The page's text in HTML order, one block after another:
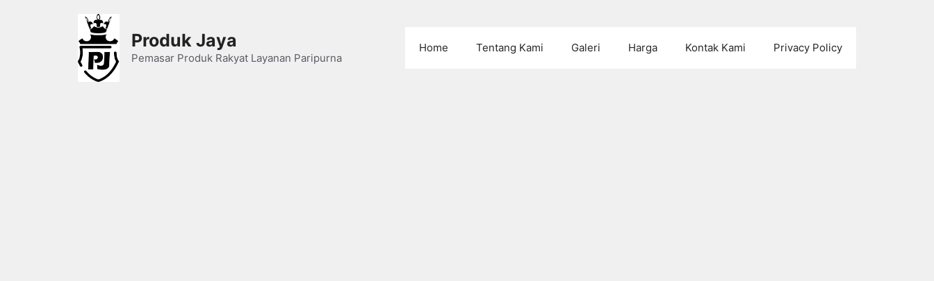
Produk Jaya
Pemasar Produk Rakyat Layanan Paripurna
Home Tentang Kami Galeri Harga Kontak Kami Privacy Policy